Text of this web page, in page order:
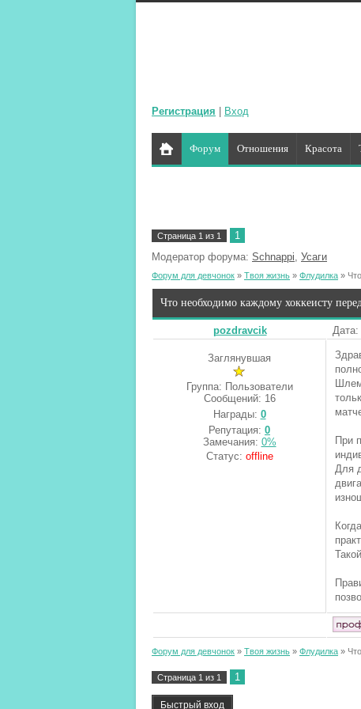
Регистрация Вход
Форум Отношения Красота
Страница 1 из 1
1
Модератор форума: Schnappi, Усаги
Форум для девчонок » Твоя жизнь » Флудилка »
Что необходимо каждому хоккеисту
pozdravcik
Заглянувшая
Группа: Пользователи
Сообщений: 16
Награды: 0
Репутация: 0
Замечания: 0%
Статус: offline
При
Для
Форум для девчонок » Твоя жизнь » Флудилка »
Страница 1 из 1 1